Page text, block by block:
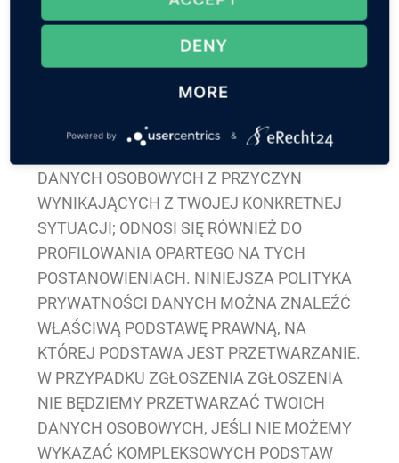
przypadkach i reklamy bezpośredniej
SIĘ NA ART. 6 ABS. 1 LIT. E LUB F RODO,
MASZ PRAWO W KAŻDYM MOMENCIE
WSTRZYMANIA PRZETWARZANIA TWOICH
DANYCH OSOBOWYCH Z PRZYCZYN
WYNIKAJĄCYCH Z TWOJEJ KONKRETNEJ
SYTUACJI; ODNOSI SIĘ RÓWNIEŻ DO
PROFILOWANIA OPARTEGO NA TYCH
POSTANOWIENIACH. NINIEJSZA POLITYKA
PRYWATNOŚCI DANYCH MOŻNA ZNALEŹĆ
WŁAŚCIWĄ PODSTAWĘ PRAWNĄ, NA
KTÓREJ PODSTAWA JEST PRZETWARZANIE.
W PRZYPADKU ZGŁOSZENIA ZGŁOSZENIA
NIE BĘDZIEMY PRZETWARZAĆ TWOICH
DANYCH OSOBOWYCH, JEŚLI NIE MOŻEMY
WYKAZAĆ KOMPLEKSOWYCH PODSTAW
DENY
MORE
Powered by &